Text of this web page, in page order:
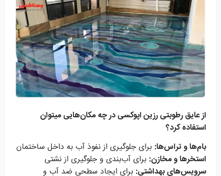
از عایق رطوبتی رزین اپوکسی در چه مکان‌هایی میتوان
استفاده کرد؟
بام‌ها و تراس‌ها: برای جلوگیری از نفوذ آب به داخل ساختمان
استخرها و مخازن: برای آب‌بندی و جلوگیری از نشتی
سرویس‌های بهداشتی: برای ایجاد سطحی ضد آب و